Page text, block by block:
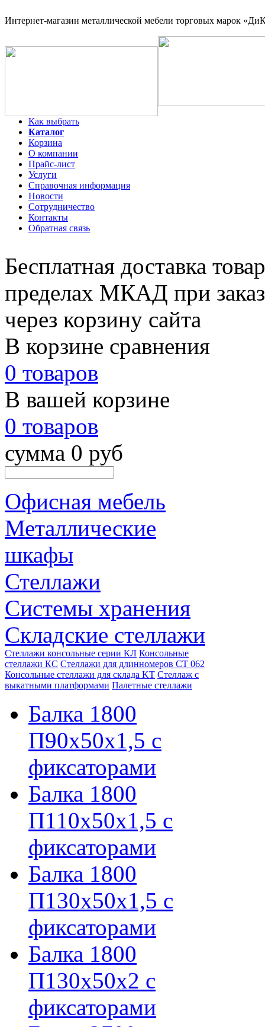
Интернет-магазин металлической мебели торговых марок
Как выбрать
Каталог
Корзина
О компании
Прайс-лист
Услуги
Справочная информация
Новости
Сотрудничество
Контакты
Обратная связь
Бесплатная доставка
пределах МКАД при
через корзину сайта
В корзине сравнения
0 товаров
В вашей корзине
0 товаров
сумма 0 руб
Офисная мебель
Металлические
шкафы
Стеллажи
Системы хранения
Складские стеллажи
Стеллажи консольные серии КЛ Консольные
стеллажи КС Стеллажи для длинномеров СТ 062
Консольные стеллажи для склада KT Стеллаж с
выкатными платформами Палетные стеллажи
Балка 1800
П90х50х1,5 с
фиксаторами
Балка 1800
П110х50х1,5 с
фиксаторами
Балка 1800
П130х50х1,5 с
фиксаторами
Балка 1800
П130х50х2 с
фиксаторами